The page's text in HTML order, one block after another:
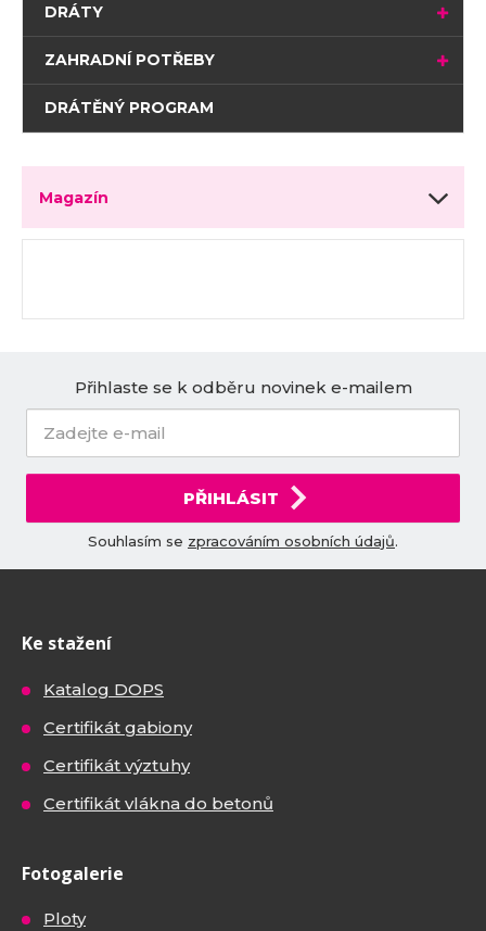
DRÁTY
ZAHRADNÍ POTŘEBY
DRÁTĚNÝ PROGRAM
Magazín
Přihlaste se k odběru novinek e-mailem
PŘIHLÁSIT
Souhlasím se zpracováním osobních údajů.
Ke stažení
Katalog DOPS
Certifikát gabiony
Certifikát výztuhy
Certifikát vlákna do betonů
Fotogalerie
Ploty